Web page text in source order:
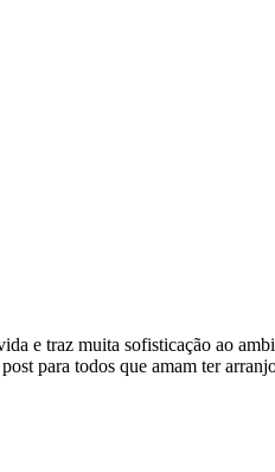
e traz muita sofisticação ao
para todos que amam ter